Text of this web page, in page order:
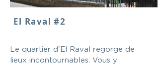
El Raval #2
Le quartier d'El Raval regorge de
lieux incontournables. Vous y